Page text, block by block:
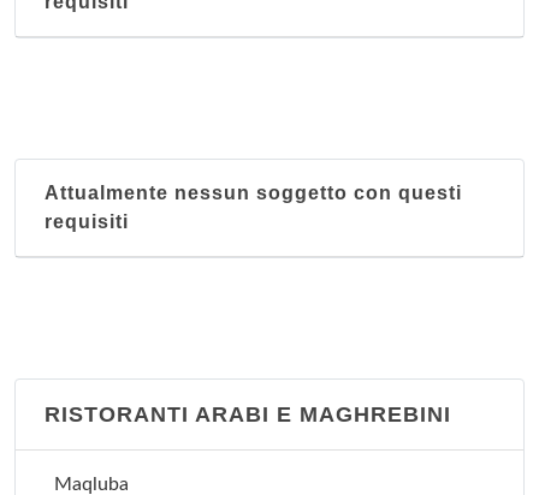
Attualmente nessun soggetto con questi
requisiti
RISTORANTI ARABI E MAGHREBINI
Maqluba